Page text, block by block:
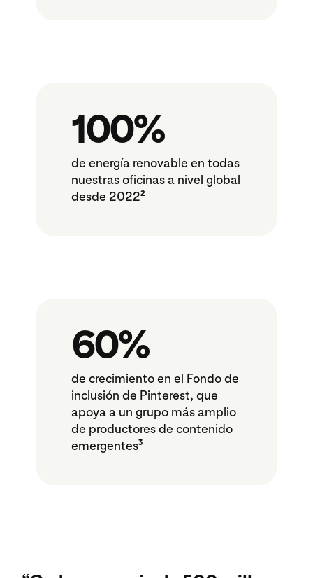
100%
de energía renovable en todas
nuestras oficinas a nivel global
desde 20222
60%
de crecimiento en el Fondo de
inclusión de Pinterest, que
apoya a un grupo más amplio
de productores de contenido
emergentes3